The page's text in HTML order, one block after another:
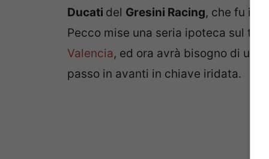
Ducati del Gresini Racing, che fu in
Pecco mise una seria ipoteca sul
Valencia, ed ora avrà bisogno di un
passo in avanti in chiave iridata.